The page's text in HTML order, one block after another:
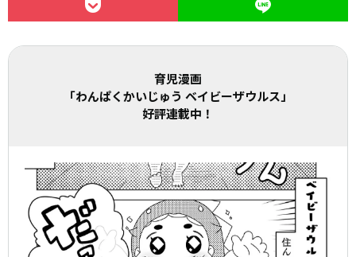
育児漫画
「わんぱくかいじゅう ベイビーザウルス」
好評連載中！